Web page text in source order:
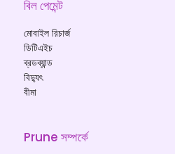
বিল পেমেন্ট
মোবাইল রিচার্জ
ডিটিএইচ
ব্রডব্যান্ড
বিদ্যুৎ
বীমা
Prune সম্পর্কে